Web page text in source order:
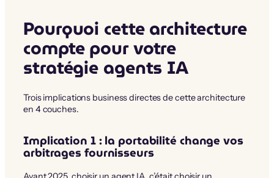
Pourquoi cette architecture
compte pour votre
stratégie agents IA
Trois implications business directes de cette architecture
en 4 couches.
Implication 1 : la portabilité change vos
arbitrages fournisseurs